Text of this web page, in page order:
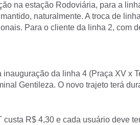
na estação Rodoviária, para a
naturalmente. A troca de
Para o cliente da linha 2, com
da linha 4 (Praça XV x
Gentileza. O novo trajeto terá
R$ 4,30 e cada usuário deve